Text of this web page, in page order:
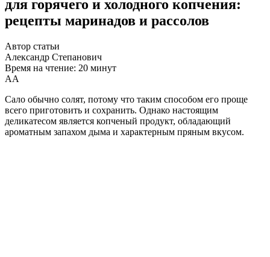
для горячего и холодного копчения:
рецепты маринадов и рассолов
Автор статьи
Александр Степанович
Время на чтение: 20 минут
АА
Сало обычно солят, потому что таким способом его проще
всего приготовить и сохранить. Однако настоящим
деликатесом является копченый продукт, обладающий
ароматным запахом дыма и характерным пряным вкусом.